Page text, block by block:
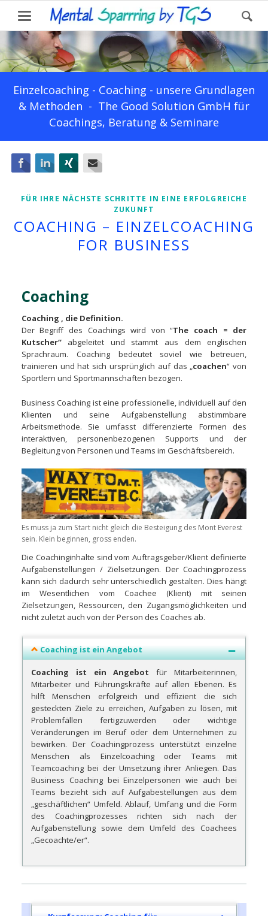
Einzelcoaching - Coaching - unsere Grundlagen
& Methoden - The Good Solution GmbH für
Coachings, Beratung & Seminare
FacebookLinkedIn Xing
FÜR IHRE NÄCHSTE SCHRITTE IN EINE ERFOLGREICHE
ZUKUNFT
COACHING – EINZELCOACHING
FOR BUSINESS
Coaching
Coaching , die Definition.
Der Begriff des Coachings wird von “The coach = der
Kutscher“abgeleitet und stammt aus dem englischen
Sprachraum. Coaching bedeutet soviel wie betreuen,
trainieren und hat sich ursprünglich auf das „coachen“ von
Sportlern und Sportmannschaften bezogen.
Business Coaching ist eine professionelle, individuell auf den
Klienten und seine Aufgabenstellung abstimmbare
Arbeitsmethode. Sie umfasst differenzierte Formen des
interaktiven, personenbezogenen Supports und der
Begleitung von Personen und Teams im Geschäftsbereich.
Es muss ja zum Start nicht gleich die Besteigung des Mont Everest
sein. Klein beginnen, gross enden.
Die Coachinginhalte sind vom Auftragsgeber/Klient definierte
Aufgabenstellungen / Zielsetzungen. Der Coachingprozess
kann sich dadurch sehr unterschiedlich gestalten. Dies hängt
im Wesentlichen vom Coachee (Klient) mit seinen
Zielsetzungen, Ressourcen, den Zugangsmöglichkeiten und
nicht zuletzt auch von der Person des Coaches ab.
Coaching ist ein Angebot
Coaching ist ein Angebot für Mitarbeiterinnen,
Mitarbeiter und Führungskräfte auf allen Ebenen. Es
hilft Menschen erfolgreich und effizient die sich
gesteckten Ziele zu erreichen, Aufgaben zu lösen, mit
Problemfällen fertigzuwerden oder wichtige
Veränderungen im Beruf oder dem Unternehmen zu
bewirken. Der Coachingprozess unterstützt einzelne
Menschen als Einzelcoaching oder Teams mit
Teamcoaching bei der Umsetzung ihrer Anliegen. Das
Business Coaching bei Einzelpersonen wie auch bei
Teams bezieht sich auf Aufgabestellungen aus dem
„geschäftlichen“ Umfeld. Ablauf, Umfang und die Form
des Coachingprozesses richten sich nach der
Aufgabenstellung sowie dem Umfeld des Coachees
„Gecoachte/er“.